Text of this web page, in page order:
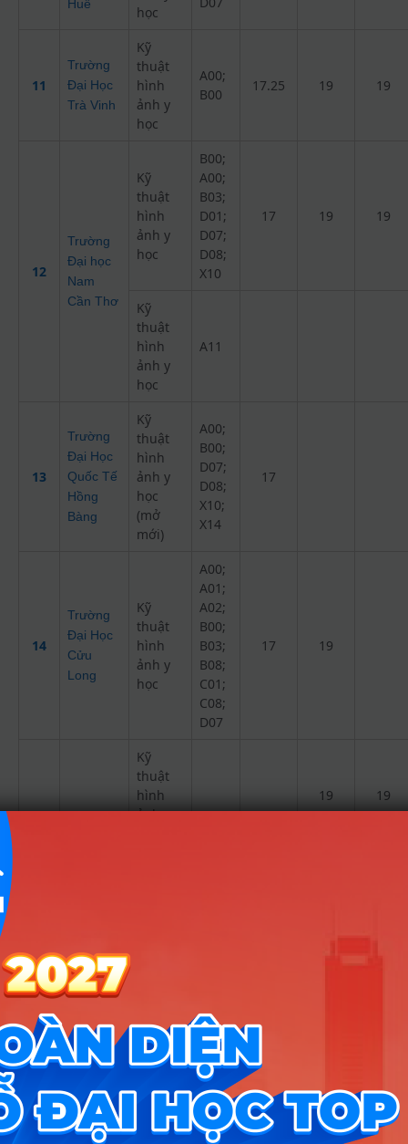
Huế
học
11
Trường
Đại Học
Trà Vinh
Kỹ
thuật
hình
ảnh y
học
A00;
B00
17.25 19 19
12
Trường
Đại học
Nam
Cần Thơ
Kỹ
thuật
hình
ảnh y
học
B00;
A00;
B03;
D01;
D07;
D08;
X10
17 19 19
Kỹ
thuật
hình
ảnh y
học
A11
13
Trường
Đại Học
Quốc Tế
Hồng
Bàng
Kỹ
thuật
hình
ảnh y
học
(mở
mới)
A00;
B00;
D07;
D08;
X10;
X14
17
14
Trường
Đại Học
Cửu
Long
Kỹ
thuật
hình
ảnh y
học
A00;
A01;
A02;
B00;
B03;
B08;
C01;
C08;
D07
17 19
Kỹ
thuật
hình
ảnh y
19 19
16
Đại học
Y khoa
Việt Nam
thuật
hình
học
A02;
B00;
B08;
D07;
D23;
D28;
X26